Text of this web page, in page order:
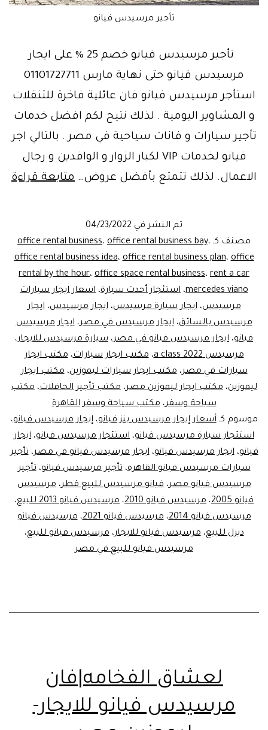
تأجير مرسيدس فيانو
تأجير مرسيدس فيانو خصم 25 % على ايجار
مرسيدس فيانو حتى نهاية مارس 01101727711
استأجر مرسيدس فيانو فان عائلية فاخرة للتنقلات
و المشاوير اليومية . لذلك نتيح لكم افضل خدمات
تأجير سيارات و فانات سياحية في مصر . بالتالي اجر
فيانو لخدمات VIP لكبار الزوار و الوافدين و رجال
الاعمال. لذلك تتمتع بأفضل عروض… متابعة قراءة
تم النشر في 04/23/2022
مصنف كـ
office rental business، office rental business bay،
office rental business idea،office rental business plan،office
rental by the hour، office space rental business، rent a car
mercedes viano، استئجار أحدث سيارة، اسعار ايجار سيارات
مرسيدس،ايجار سيارة مرسيدس،ايجار مرسيدس،ايجار
مرسيدس بالسائق،ايجار مرسيدس في مصر،ايجار مرسيدس
فيانو، ايجار مرسيدس فيانو في مصر، سيارة مرسيدس للايجار،
مرسيدس a class 2022
،مكتب ايجار سيارات،مكتب ايجار
سيارات في مصر،مكتب ايجار سيارات ليموزين،مكتب ايجار
ليموزين، مكتب ايجار ليموزين مصر، مكتب تأجير الحافلات، مكتب
سياحة وسفر،مكتب سياحة وسفر القاهرة
موسوم كـأسعار إيجار مرسيدس بنز فيانو،إيجار مرسيدس فيانو،
استئجار سيارة مرسيدس فيانو، استئجار مرسيدس فيانو، ايجار
فيانو،ايجار مرسيدس فيانو،ايجار مرسيدس فيانو في مصر،تأجير
سيارات مرسيدس فيانو القاهره،تأجير مرسيدس فيانو،تأجير
مرسيدس فيانو مصر،فيانو مرسيدس للبيع قطر،مرسيدس
فيانو 2005
، مرسيدس فيانو 2010 ، مرسيدس فيانو 2013 للبيع
،
مرسيدس فيانو 2014
،مرسيدس فيانو 2021 ،مرسيدس فيانو
ديزل للبيع،مرسيدس فيانو للايجار،مرسيدس فيانو للبيع،
مرسيدس فيانو للبيع في مصر
لعشاق الفخامه|فان
مرسيدس فيانو للايجار-